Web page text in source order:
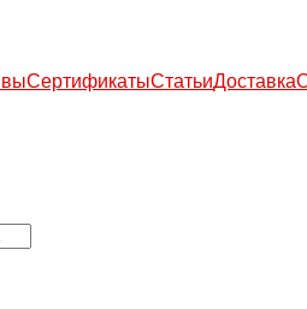
СертификатыСтатьиДоставка